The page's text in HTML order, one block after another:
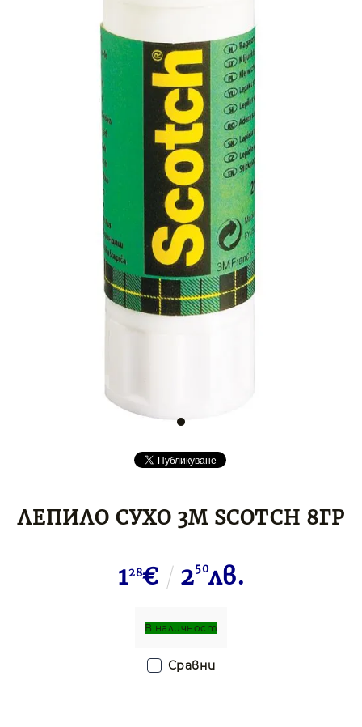
ЛЕПИЛО СУХО 3M SCOTCH 8ГР
128€ 250лв.
В наличност
Сравни